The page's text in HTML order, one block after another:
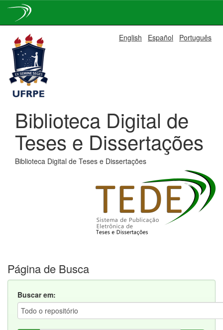
navigation
English Español Português
Biblioteca Digital de
Teses e Dissertações
Biblioteca Digital de Teses e Dissertações
Página de Busca
Buscar em: